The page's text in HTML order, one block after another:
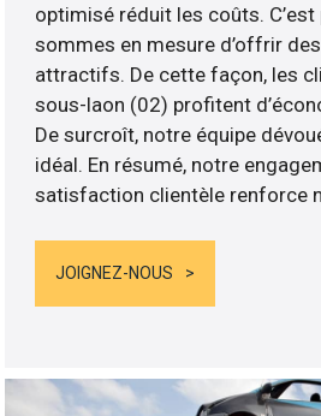
optimisé réduit les coûts.
sommes en mesure d’offrir
attractifs. De cette façon, les
sous-laon (02) profitent
De surcroît, notre équipe
idéal. En résumé, notre
satisfaction clientèle renforce
JOIGNEZ-NOUS